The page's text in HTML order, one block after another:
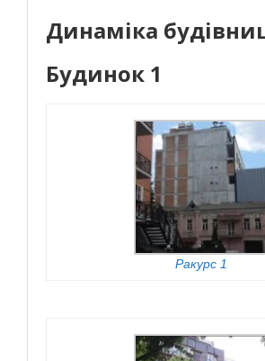
Динаміка
Будинок 1
Ракурс 1